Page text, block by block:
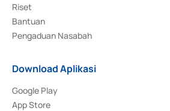
Riset
Bantuan
Pengaduan Nasabah
Download Aplikasi
Google Play
App Store